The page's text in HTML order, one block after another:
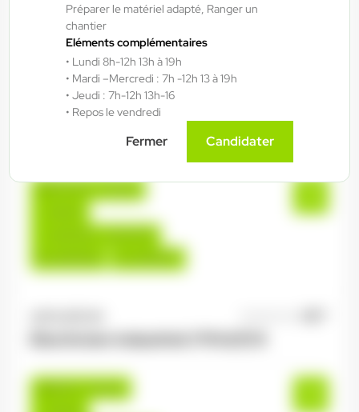
Préparer le matériel adapté, Ranger un
chantier
Eléments complémentaires
• Lundi 8h-12h 13h à 19h
• Mardi –Mercredi : 7h -12h 13 à 19h
• Jeudi : 7h-12h 13h-16
• Repos le vendredi
Fermer Candidater
Interim
15,00 €/h - 16,50 €/h
06/08/26 Au:28/05/27
ANTILOPE RH
Technicien de maintenance 2*8 H/F/X
Bruyères , France
14,50 €/h - 15,50 €/h
Du:06/08/26 Au:30/09/27
Épinal , France